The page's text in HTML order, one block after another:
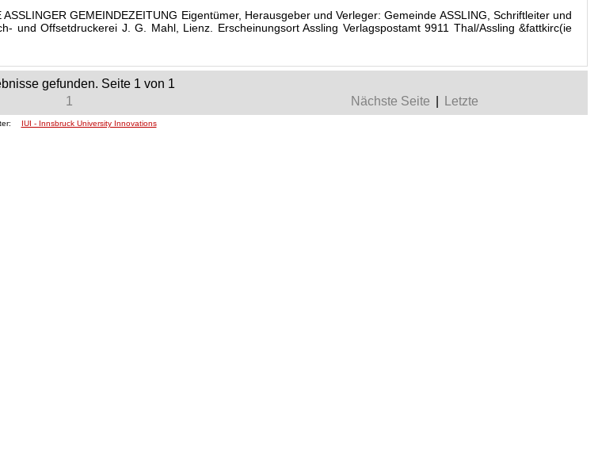
GEMEINDEZEITUNG Eigentümer, Herausgeber und Verleger: Gemeinde ASSLING, Schriftleiter und
und Offsetdruckerei J. G. Mahl, Lienz. Erscheinungsort Assling Verlagspostamt 9911 Thal/Assling &fattkirc(ie
gefunden. Seite 1 von 1
1 Nächste Seite Letzte
IUI - Innsbruck University Innovations